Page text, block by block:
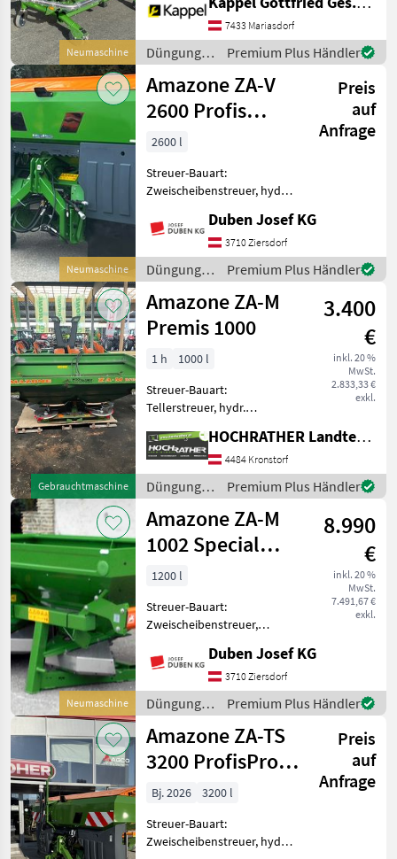
Neumaschine
AMAZONE ZA-V 2200 Profis
Tronic • Neumaschine •
Profis-Wiegesystem •
Streuteller V-Set 2: 18 - 28 m
• G
7433 Mariasdorf
Düngung
und
Beregnung
/ Amazone
Premium Plus Händler
Neumaschine
Amazone ZA-V
2600 Profis
Hydro
Preis
auf
Anfrage
2600 l
Streuer-Bauart:
Zweischeibenstreuer, hydr.
Grenzstreueinrichtung,
Streumengenverstellung
Wiegetechnikstreuer mit
Hydroantrieb,
Behälterinhalt 2600 Liter,
Ab
Duben Josef KG
3710 Ziersdorf
Düngung
und
Beregnung
/ Amazone
Premium Plus Händler
Gebrauchtmaschine
Amazone ZA-M
Premis 1000
3.400
€
inkl. 20 %
MwSt.
2.833,33 €
exkl.
1 h
1000 l
Streuer-Bauart:
Tellerstreuer, hydr.
Grenzstreueinrichtung
Düngung und Beregnung
Mineraldüngerstreuer/Wiegestreuer
HOCHRATHER Landtechnik GmbH
4484 Kronstorf
Düngung
und
Beregnung
/ Amazone
Premium Plus Händler
Neumaschine
Amazone ZA-M
1002 Special
Easy
8.990
€
inkl. 20 %
MwSt.
7.491,67 €
exkl.
1200 l
Streuer-Bauart:
Zweischeibenstreuer,
Betätigung,
Grenzstreueinrichtung,
Streumengenverstellung
Aktionsmodell ZA-M 1002
Special Easy mit
Bedienterm
Duben Josef KG
3710 Ziersdorf
Düngung
und
Beregnung
/ Amazone
Premium Plus Händler
Amazone ZA-TS
3200 ProfisPro
Hydro
Preis
auf
Anfrage
Bj. 2026
3200 l
Streuer-Bauart:
Zweischeibenstreuer, hydr.